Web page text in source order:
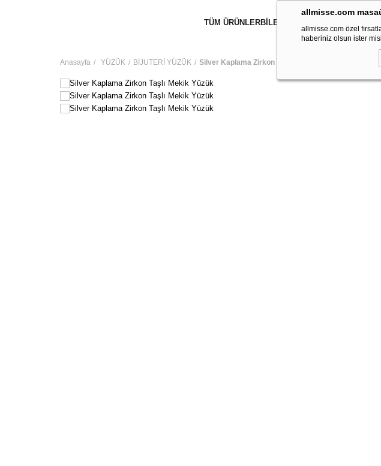
allmisse.com
allmisse.com özel
haberiniz olsun ister
TÜM ÜRÜNLERBİLEKLİK
Anasayfa YÜZÜK BİJUTERİ YÜZÜK Silver Kaplama Zirkon Taşlı Mekik Yüzük